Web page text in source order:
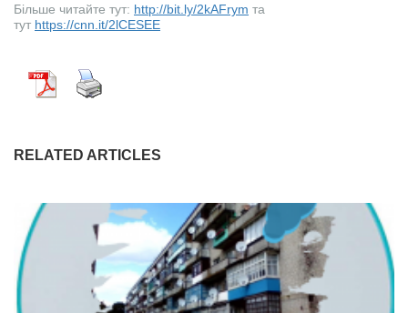
Більше читайте тут: http://bit.ly/2kAFrym та
тут https://cnn.it/2lCESEE
RELATED ARTICLES